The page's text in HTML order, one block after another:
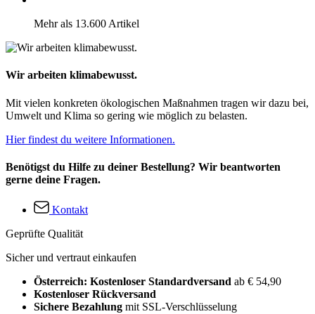
Mehr als 13.600 Artikel
Wir arbeiten klimabewusst.
Mit vielen konkreten ökologischen Maßnahmen tragen wir dazu bei,
Umwelt und Klima so gering wie möglich zu belasten.
Hier findest du weitere Informationen.
Benötigst du Hilfe zu deiner Bestellung? Wir beantworten
gerne deine Fragen.
Kontakt
Geprüfte Qualität
Sicher und vertraut einkaufen
Österreich: Kostenloser Standardversand ab € 54,90
Kostenloser Rückversand
Sichere Bezahlung mit SSL-Verschlüsselung